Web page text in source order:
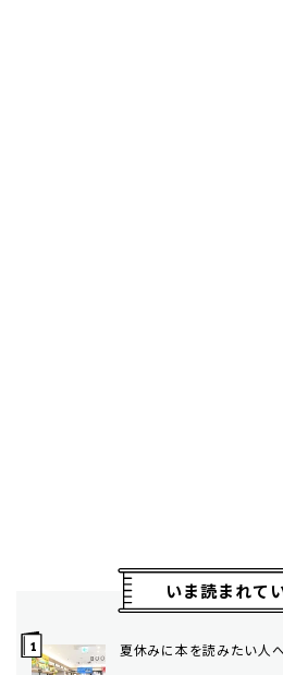
いま読まれて
夏休みに本を読みたい人